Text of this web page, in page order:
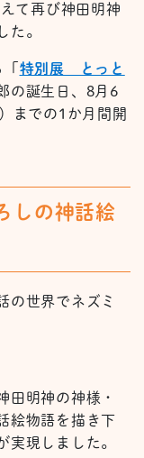
て再び神田明神
た。
特別展 とっと
の誕生日、8月6
までの1か月間開
しの神話絵
の世界でネズミ
田明神の神様・
絵物語を描き下
実現しました。